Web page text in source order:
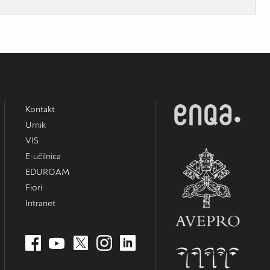
Kontakt
Urnik
VIS
E-učilnica
EDUROAM
Fiori
Intranet